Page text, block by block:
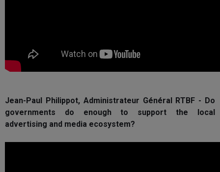
Jean-Paul Philippot, Administrateur Général RTBF - Do
governments do enough to support the local
advertising and media ecosystem?